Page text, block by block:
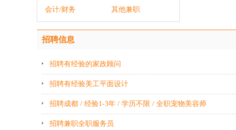
会计/财务 其他兼职
招聘信息
招聘有经验的家政顾问
招聘有经验美工平面设计
招聘成都 / 经验1-3年 / 学历不限 / 全职宠物美容师
招聘兼职全职服务员